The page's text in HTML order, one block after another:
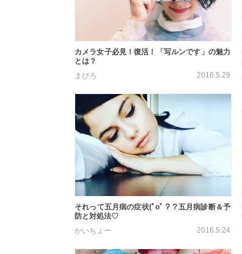
カメラ女子必見！復活！「写ルンです」の魅力
とは？
まぴろ
2016.5.29
それって五月病の症状(ﾟoﾟ？？五月病診断＆予
防と対処法♡
かいちょー
2016.5.24